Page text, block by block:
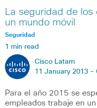
La seguridad de
un mundo móvil
Seguridad
1 min read
Cisco Latam
11 January 2013 -
Para el año 2015 se
empleados trabaje en